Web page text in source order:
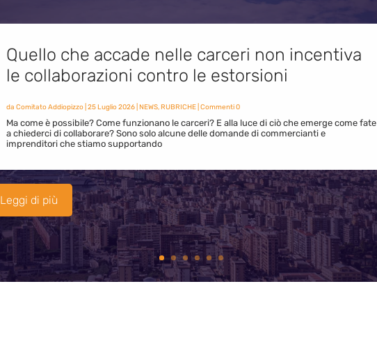
Quello che accade nelle carceri non incentiva
le collaborazioni contro le estorsioni
da Comitato Addiopizzo| 25 Luglio 2026| NEWS,RUBRICHE| Commenti 0
Ma come è possibile? Come funzionano le carceri? E alla luce di ciò che emerge come fate
a chiederci di collaborare? Sono solo alcune delle domande di commercianti e
imprenditori che stiamo supportando
Leggi di più